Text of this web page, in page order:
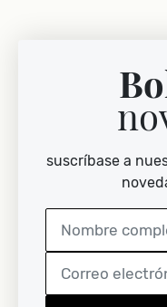
suscríbase a